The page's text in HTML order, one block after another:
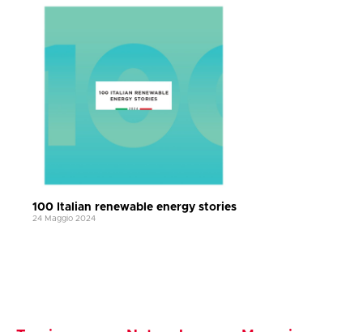
100 Italian renewable energy stories
24 Maggio 2024